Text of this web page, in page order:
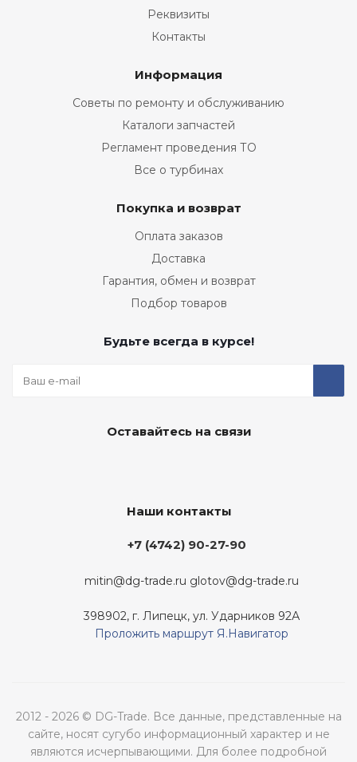
Реквизиты
Контакты
Информация
Советы по ремонту и обслуживанию
Каталоги запчастей
Регламент проведения ТО
Все о турбинах
Покупка и возврат
Оплата заказов
Доставка
Гарантия, обмен и возврат
Подбор товаров
Будьте всегда в курсе!
Оставайтесь на связи
Наши контакты
+7 (4742) 90-27-90
mitin@dg-trade.ru glotov@dg-trade.ru
398902, г. Липецк, ул. Ударников 92А
Проложить маршрут Я.Навигатор
2012 - 2026 © DG-Trade. Все данные, представленные на
сайте, носят сугубо информационный характер и не
являются исчерпывающими. Для более подробной